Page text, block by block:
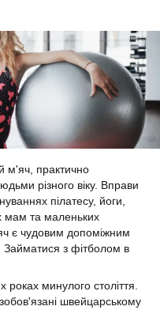
м'яч, практично
різного віку. Вправи
пілатесу, йоги,
мам та маленьких
є чудовим допоміжним
Займатися з фітболом в
минулого століття.
швейцарському